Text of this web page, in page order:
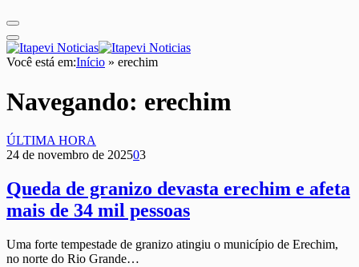
Você está em:Início » erechim
Navegando: erechim
ÚLTIMA HORA
24 de novembro de 202503
Queda de granizo devasta erechim e afeta
mais de 34 mil pessoas
Uma forte tempestade de granizo atingiu o município de Erechim,
no norte do Rio Grande…